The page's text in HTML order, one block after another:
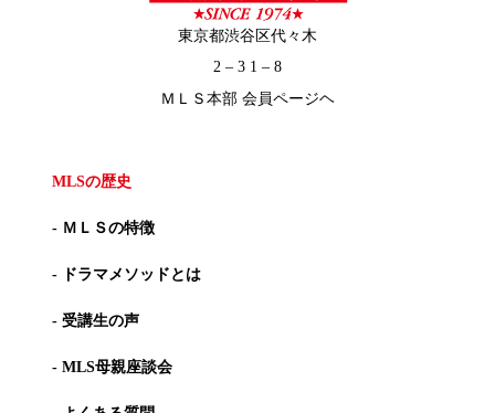
東京都渋谷区代々木
2 – 3 1 – 8
ＭＬＳ本部 会員ページヘ
MLSの歴史
- ＭＬＳの特徴
- ドラマメソッドとは
- 受講生の声
- MLS母親座談会